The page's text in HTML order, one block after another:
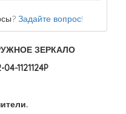
Задайте вопрос!
ЗЕРКАЛО
1121124P